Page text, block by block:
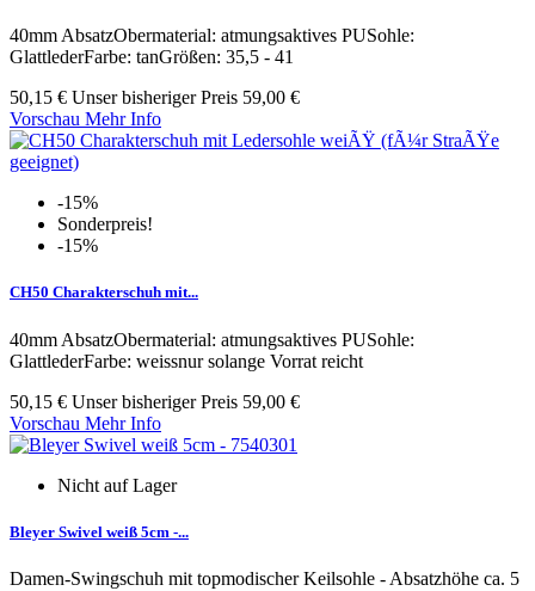
40mm AbsatzObermaterial: atmungsaktives PUSohle:
GlattlederFarbe: tanGrößen: 35,5 - 41
50,15 € Unser bisheriger Preis 59,00 €
Vorschau Mehr Info
-15%
Sonderpreis!
-15%
CH50 Charakterschuh mit...
40mm AbsatzObermaterial: atmungsaktives PUSohle:
GlattlederFarbe: weissnur solange Vorrat reicht
50,15 € Unser bisheriger Preis 59,00 €
Vorschau Mehr Info
Nicht auf Lager
Bleyer Swivel weiß 5cm -...
Damen-Swingschuh mit topmodischer Keilsohle - Absatzhöhe ca. 5